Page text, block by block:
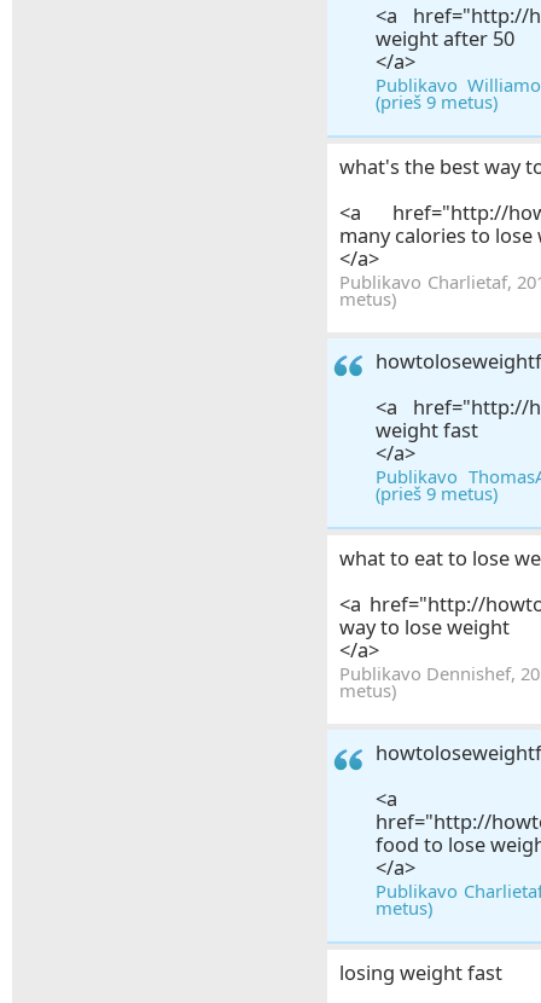
<a href="http://
weight after 50
</a>
Publikavo
(prieš 9 metus)
what's the best way
<a href="http://
many calories to lose
</a>
Publikavo Charlietaf,
metus)
<a href="http://
weight fast
</a>
Publikavo
(prieš 9 metus)
what to eat to lose
<a href="http://
way to lose weight
</a>
Publikavo Dennishef,
metus)
<a
href="http://
food to lose
</a>
Publikavo
metus)
losing weight fast